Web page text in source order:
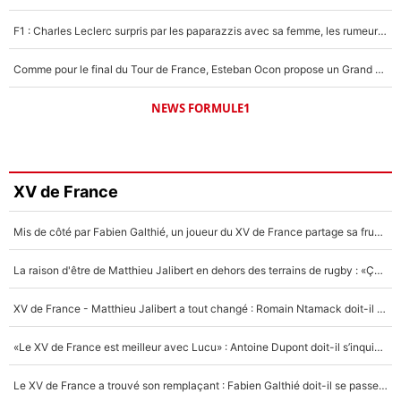
F1 : Charles Leclerc surpris par les paparazzis avec sa femme, les rumeurs étaient vraies !
Comme pour le final du Tour de France, Esteban Ocon propose un Grand Prix de Formule 1 à Paris : «Autour de l’Arc de Triomphe, ce serait génial» !
NEWS FORMULE1
XV de France
Mis de côté par Fabien Galthié, un joueur du XV de France partage sa frustration : «ils ne me l’ont pas dit tout de suite»
La raison d'être de Matthieu Jalibert en dehors des terrains de rugby : «Ça m'atteint autant que si tu touches à un membre de ma famille»
XV de France - Matthieu Jalibert a tout changé : Romain Ntamack doit-il s’inquiéter pour sa place à un an de la Coupe du monde ?
«Le XV de France est meilleur avec Lucu» : Antoine Dupont doit-il s’inquiéter pour sa place ?
Le XV de France a trouvé son remplaçant : Fabien Galthié doit-il se passer d'Antoine Dupont ?